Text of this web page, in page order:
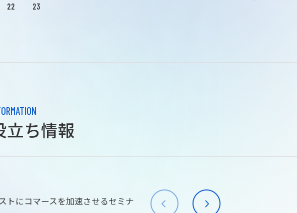
22 23
立ち情報
トにコマースを加速させるセミナ